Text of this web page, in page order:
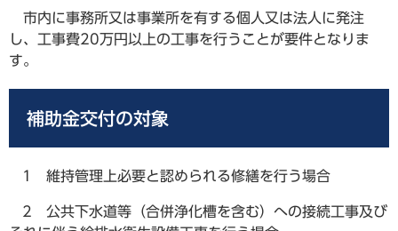
市内に事務所又は事業所を有する個人又は法人に発注
し、工事費20万円以上の工事を行うことが要件となりま
す。
補助金交付の対象
1 維持管理上必要と認められる修繕を行う場合
2 公共下水道等（合併浄化槽を含む）への接続工事及び